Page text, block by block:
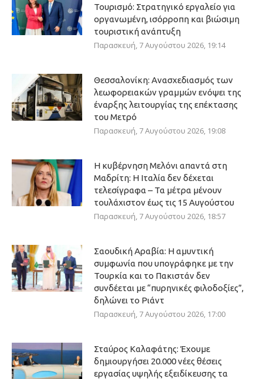
Τουρισμό: Στρατηγικό εργαλείο για
οργανωμένη, ισόρροπη και βιώσιμη
τουριστική ανάπτυξη
Παρασκευή, 7 Αυγούστου 2026, 19:14
Θεσσαλονίκη: Ανασχεδιασμός των
λεωφορειακών γραμμών ενόψει της
έναρξης λειτουργίας της επέκτασης
του Μετρό
Παρασκευή, 7 Αυγούστου 2026, 19:08
Η κυβέρνηση Μελόνι απαντά στη
Μαδρίτη: Η Ιταλία δεν δέχεται
τελεσίγραφα – Τα μέτρα μένουν
τουλάχιστον έως τις 15 Αυγούστου
Παρασκευή, 7 Αυγούστου 2026, 18:57
Σαουδική Αραβία: Η αμυντική
συμφωνία που υπογράφηκε με την
Τουρκία και το Πακιστάν δεν
συνδέεται με “πυρηνικές φιλοδοξίες”,
δηλώνει το Ριάντ
Παρασκευή, 7 Αυγούστου 2026, 17:00
Σταύρος Καλαφάτης: Έχουμε
δημιουργήσει 20.000 νέες θέσεις
εργασίας υψηλής εξειδίκευσης τα